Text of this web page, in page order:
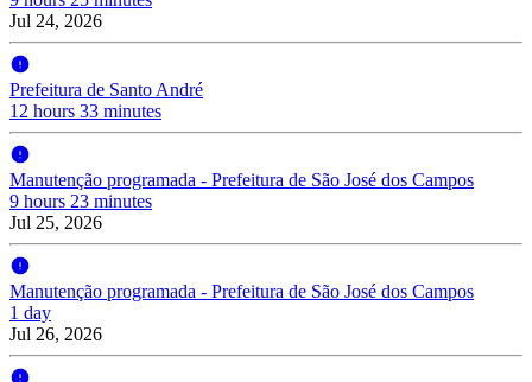
Jul 24, 2026
Prefeitura de Santo André
12 hours 33 minutes
Manutenção programada - Prefeitura de São José dos Campos
9 hours 23 minutes
Jul 25, 2026
Manutenção programada - Prefeitura de São José dos Campos
1 day
Jul 26, 2026